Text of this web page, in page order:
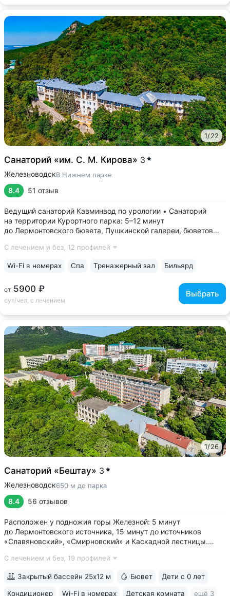
1/22
Санаторий «им. С. М. Кирова» 3
ЖелезноводскВ Нижнем парке
8.4 51 отзыв
Ведущий санаторий Кавминвод по урологии • Санаторий
на территории Курортного парка: 5–12 минут
до Лермонтовского бювета, Пушкинской галереи, бюветов
спусков и подъемов • Уединенное расположение у подножия
С лечением и без, 12 профилей
от 5900 ₽
сут/чел, с лечением
Выбрать
Wi-Fi в номерах Спа Тренажерный зал Бильярд
1/26
Санаторий «Бештау» 3
Железноводск650 м до парка
8.4 56 отзывов
Расположен у подножия горы Железной: 5 минут
до Лермонтовского источника, 15 минут до источников
«Славяновский», «Смирновский» и Каскадной лестницы.
Лечебные ванны с природной минеральной водой: вода
С лечением и без, 19 профилей
Закрытый бассейн 25х12 м Бювет Дети с 0 лет
Кондиционер Wi-Fi в номерах Детская комната ещё 3